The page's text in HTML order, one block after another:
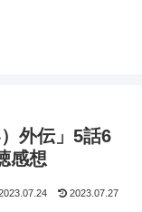
外伝」5話6
感想
2023.07.27